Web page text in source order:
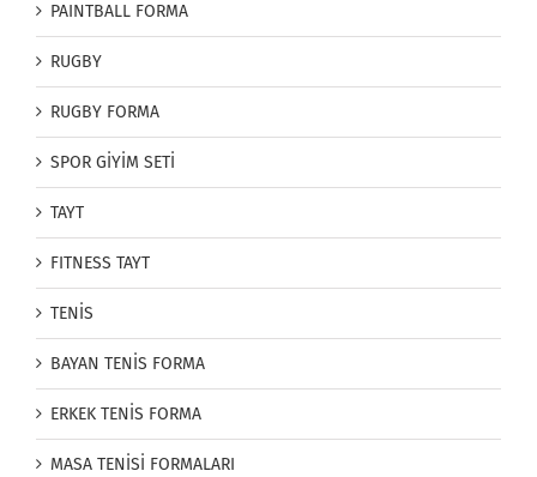
PAINTBALL FORMA
RUGBY
RUGBY FORMA
SPOR GİYİM SETİ
TAYT
FITNESS TAYT
TENİS
BAYAN TENİS FORMA
ERKEK TENİS FORMA
MASA TENİSİ FORMALARI